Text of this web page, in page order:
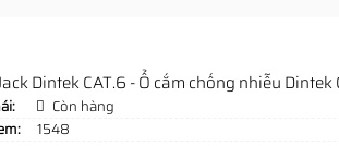
Dintek CAT.6 - Ổ cắm chống nhiễu Dintek
Còn hàng
1548